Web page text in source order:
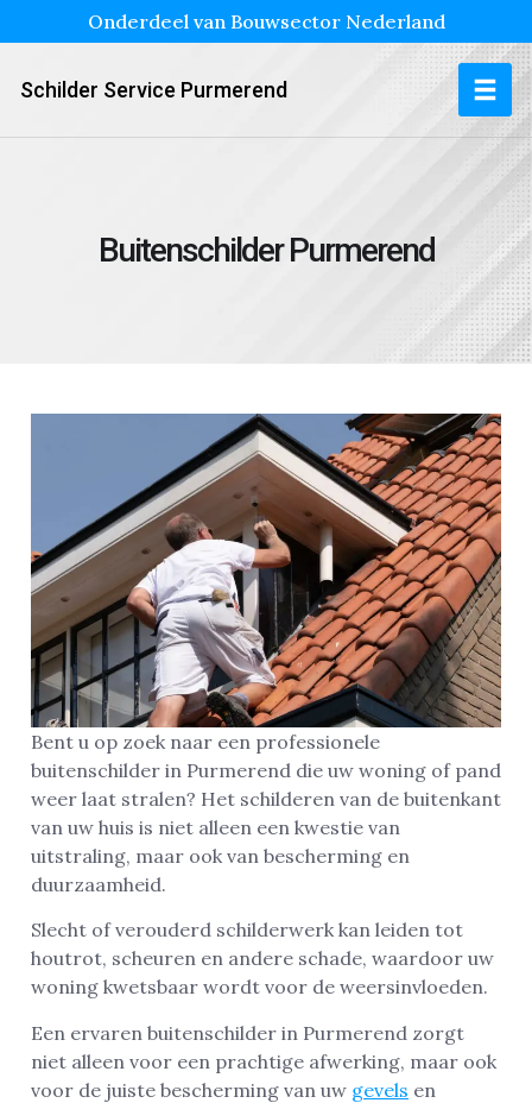
Onderdeel van Bouwsector Nederland
Schilder Service Purmerend
Buitenschilder Purmerend
Bent u op zoek naar een professionele
buitenschilder in Purmerend die uw woning of pand
weer laat stralen? Het schilderen van de buitenkant
van uw huis is niet alleen een kwestie van
uitstraling, maar ook van bescherming en
duurzaamheid.
Slecht of verouderd schilderwerk kan leiden tot
houtrot, scheuren en andere schade, waardoor uw
woning kwetsbaar wordt voor de weersinvloeden.
Een ervaren buitenschilder in Purmerend zorgt
niet alleen voor een prachtige afwerking, maar ook
voor de juiste bescherming van uw gevels en